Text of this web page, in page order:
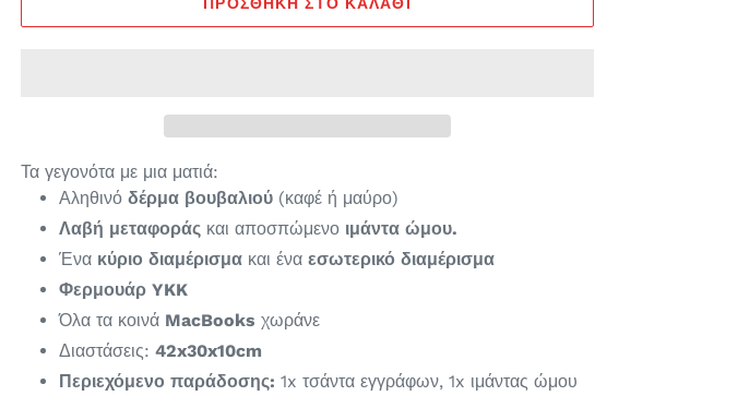
Τα γεγονότα με μια ματιά:
Αληθινό δέρμα βουβαλιού (καφέ ή μαύρο)
Λαβή μεταφοράς και αποσπώμενο ιμάντα ώμου.
Ένα κύριο διαμέρισμα και ένα εσωτερικό διαμέρισμα
Φερμουάρ YKK
Όλα τα κοινά MacBooks χωράνε
Διαστάσεις: 42x30x10cm
Περιεχόμενο παράδοσης: 1x τσάντα εγγράφων, 1x ιμάντας ώμου